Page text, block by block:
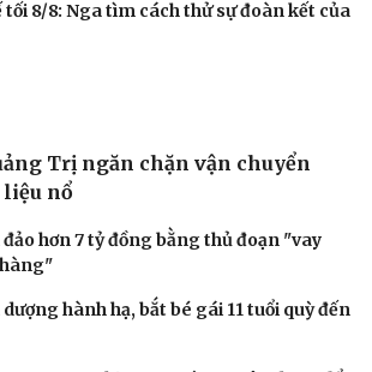
liệt sĩ được quy tập tại Công viên Lê Thị
tái diễn cảnh bát nháo trên biển Sầm
nay 9/8: Nga phá hủy kho vũ
của Ukraine
tấn công các mục tiêu của lực lượng